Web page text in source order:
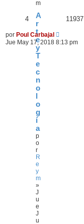
m
A
r
t
e
y
T
e
c
n
o
o
g
í
a
p
o
r
R
e
y
m
»
J
u
e
J
u
4 11937
por Poul Carbajal
Jue May 17, 2018 8:13 pm